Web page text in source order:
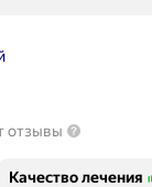
отзывы
Качество лечения